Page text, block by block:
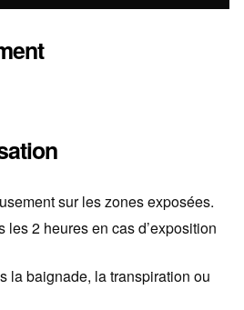
sur les zones exposées.
les 2 heures en cas d’exposition
la baignade, la transpiration ou